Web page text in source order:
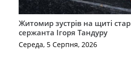
Житомир зустрів на щиті
сержанта Ігоря Тандуру
Середа, 5 Серпня, 2026